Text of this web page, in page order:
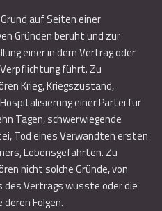
auf Seiten einer
Gründen beruht und zur
einer in dem Vertrag oder
führt. Zu
Krieg, Kriegszustand,
einer Partei für
Tagen, schwerwiegende
Tod eines Verwandten ersten
Lebensgefährten. Zu
nicht solche Gründe, von
des Vertrags wusste oder die
Folgen.